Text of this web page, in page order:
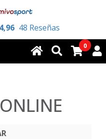
4,96 48 Reseñas
0